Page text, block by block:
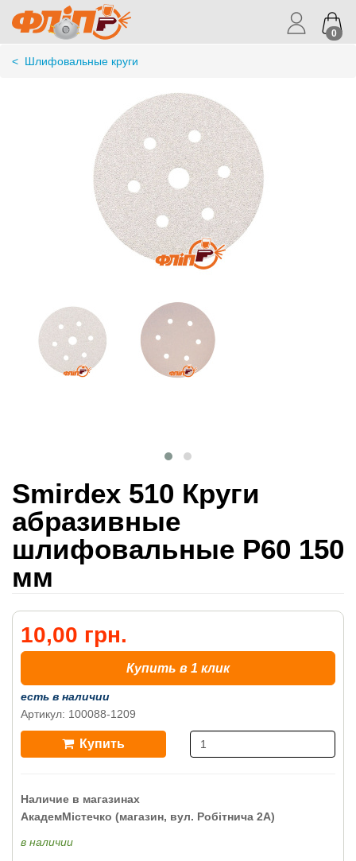
0
< Шлифовальные круги
Smirdex 510 Круги
абразивные
шлифовальные P60 150
мм
10,00 грн.
Купить в 1 клик
есть в наличии
Артикул: 100088-1209
Купить
Наличие в магазинах
АкадемМістечко (магазин, вул. Робітнича 2А)
в наличии